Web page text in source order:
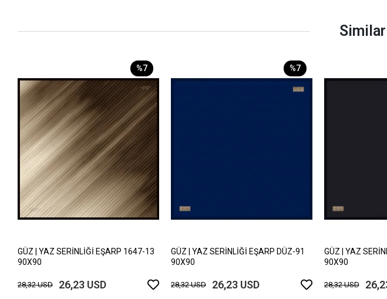
%7
GÜZ | YAZ SERİNLİĞİ EŞARP 1647-13
90X90
28,32 USD 26,23 USD
%7
GÜZ | YAZ SERİNLİĞİ EŞARP DÜZ-91
90X90
28,32 USD 26,23 USD
GÜZ | YAZ
90X90
28,32 USD